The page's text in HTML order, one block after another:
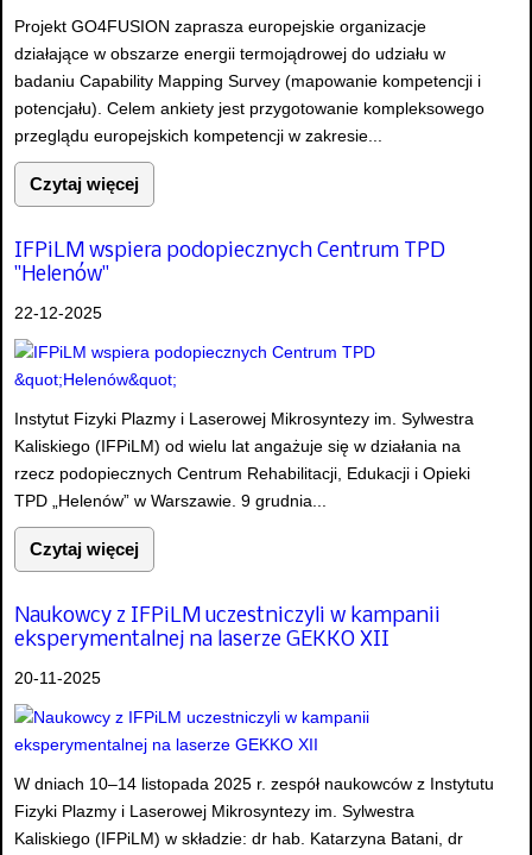
Projekt GO4FUSION zaprasza europejskie organizacje
działające w obszarze energii termojądrowej do udziału w
badaniu Capability Mapping Survey (mapowanie kompetencji i
potencjału). Celem ankiety jest przygotowanie kompleksowego
przeglądu europejskich kompetencji w zakresie...
Czytaj więcej
IFPiLM wspiera podopiecznych Centrum TPD
"Helenów"
22-12-2025
Instytut Fizyki Plazmy i Laserowej Mikrosyntezy im. Sylwestra
Kaliskiego (IFPiLM) od wielu lat angażuje się w działania na
rzecz podopiecznych Centrum Rehabilitacji, Edukacji i Opieki
TPD „Helenów” w Warszawie. 9 grudnia...
Czytaj więcej
Naukowcy z IFPiLM uczestniczyli w kampanii
eksperymentalnej na laserze GEKKO XII
20-11-2025
W dniach 10–14 listopada 2025 r. zespół naukowców z Instytutu
Fizyki Plazmy i Laserowej Mikrosyntezy im. Sylwestra
Kaliskiego (IFPiLM) w składzie: dr hab. Katarzyna Batani, dr